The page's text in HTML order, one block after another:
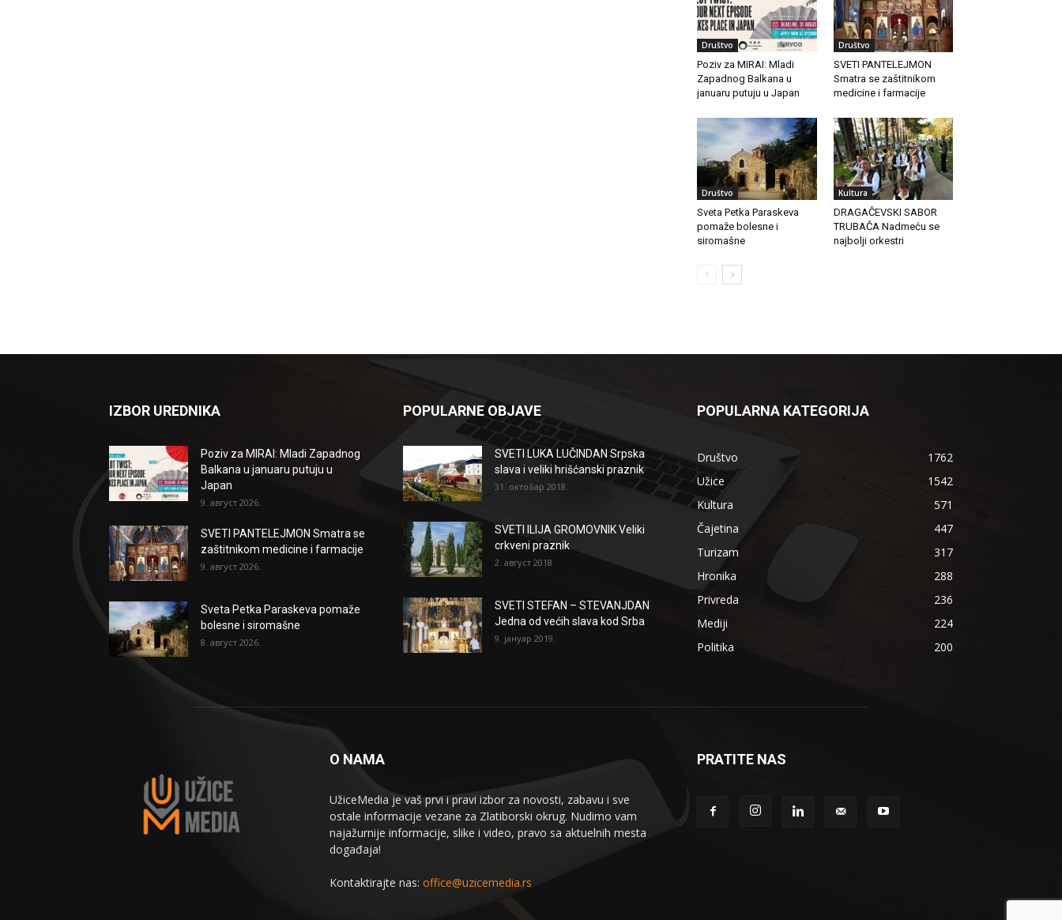
Društvo
Poziv za MIRAI: Mladi
Zapadnog Balkana u
januaru putuju u Japan
Društvo
SVETI PANTELEJMON
Smatra se zaštitnikom
medicine i farmacije
Društvo
Sveta Petka Paraskeva
pomaže bolesne i
siromašne
Kultura
DRAGAČEVSKI SABOR
TRUBAČA Nadmeću se
najbolji orkestri
IZBOR UREDNIKA
Poziv za MIRAI: Mladi Zapadnog
Balkana u januaru putuju u
Japan
9. август 2026.
SVETI PANTELEJMON Smatra se
zaštitnikom medicine i farmacije
9. август 2026.
Sveta Petka Paraskeva pomaže
bolesne i siromašne
8. август 2026.
POPULARNE OBJAVE
SVETI LUKA LUČINDAN Srpska
slava i veliki hrišćanski praznik
31. октобар 2018.
SVETI ILIJA GROMOVNIK Veliki
crkveni praznik
2. август 2018.
SVETI STEFAN – STEVANJDAN
Jedna od većih slava kod Srba
9. јануар 2019.
POPULARNA KATEGORIJA
Društvo
1762
Užice
1542
Kultura
571
Čajetina
447
Turizam
317
Hronika
288
Privreda
236
Mediji
224
Politika
200
O NAMA
UžiceMedia je vaš prvi i pravi izbor za novosti, zabavu i sve
ostale informacije vezane za Zlatiborski okrug. Nudimo vam
najažurnije informacije, slike i video, pravo sa aktuelnih mesta
događaja!
Kontaktirajte nas: office@uzicemedia.rs
PRATITE NAS